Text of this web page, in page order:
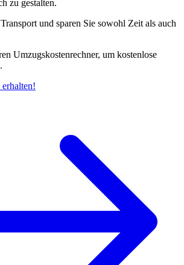
zu gestalten.
und sparen Sie sowohl Zeit als auch
Umzugskostenrechner, um kostenlose